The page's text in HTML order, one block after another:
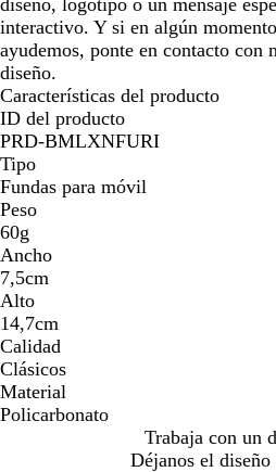
interactivo. Y si en algún
ayudemos, ponte en contacto con
diseño.
Características del producto
ID del producto
PRD-BMLXNFURI
Tipo
Fundas para móvil
Peso
60g
Ancho
7,5cm
Alto
14,7cm
Calidad
Clásicos
Material
Policarbonato
Trabaja con un
Déjanos el diseño